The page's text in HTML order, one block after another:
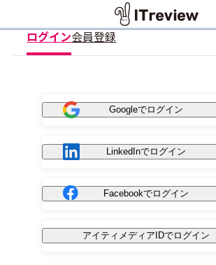
ログイン会員登録
Googleでログイン
LinkedInでログイン
Facebookでログイン
アイティメディアIDでログイン